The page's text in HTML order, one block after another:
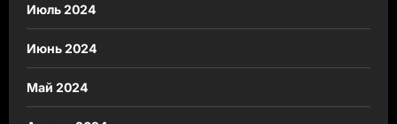
Июль 2024
Июнь 2024
Май 2024